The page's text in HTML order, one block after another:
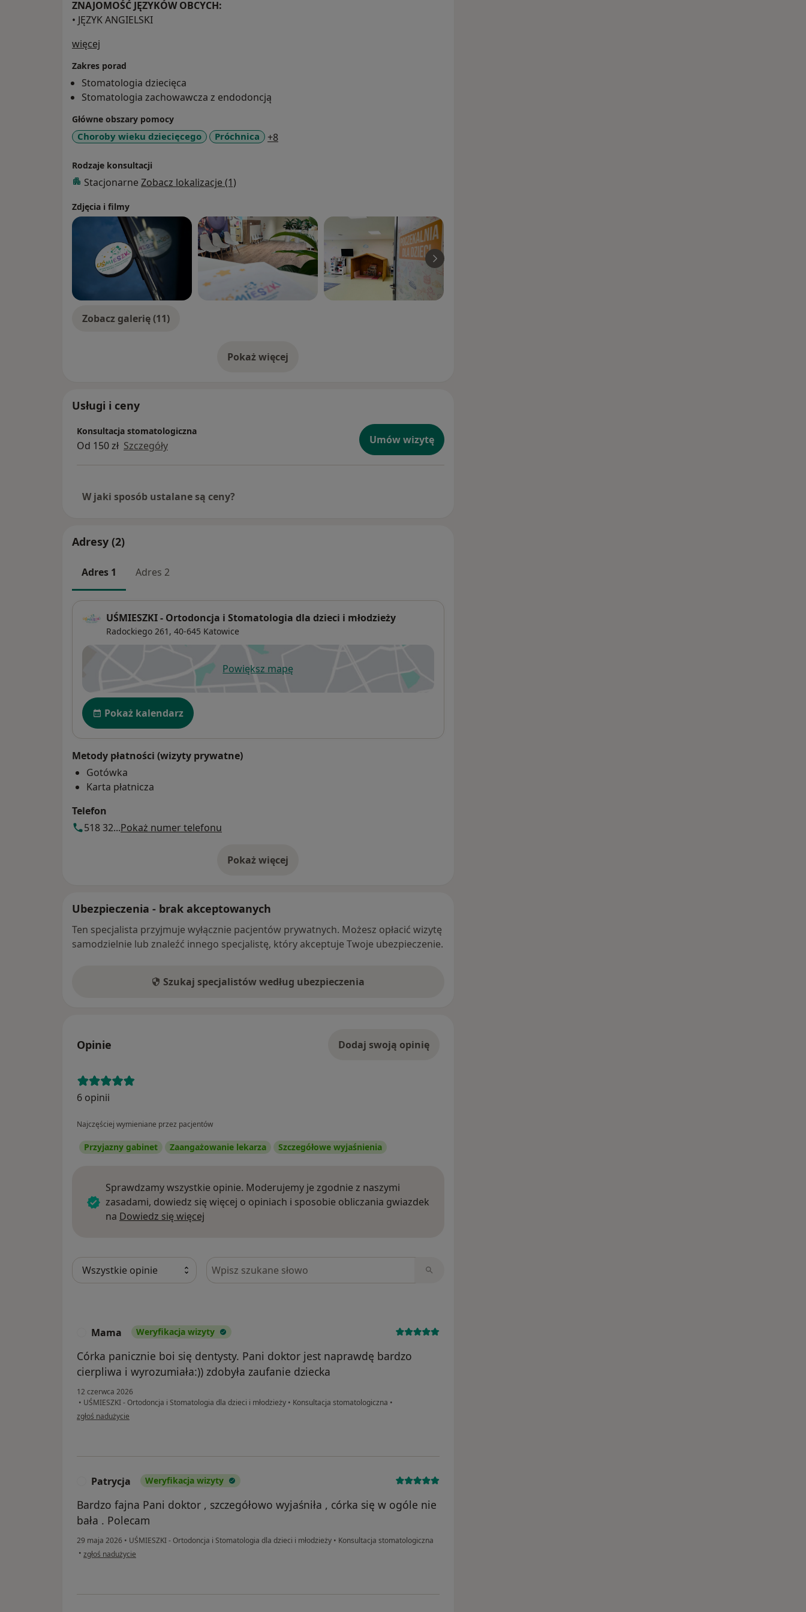
ZNAJOMOŚĆ JĘZYKÓW OBCYCH:
• JĘZYK ANGIELSKI
więcej
Zakres porad
Stomatologia dziecięca
Stomatologia zachowawcza z endodoncją
Główne obszary pomocy
Choroby wieku dziecięcego Próchnica +8a11y_sr_more_diseases
Rodzaje konsultacji
Stacjonarne Zobacz lokalizacje (1)
Zdjęcia i filmy
Zobacz galerię (11)
Pokaż więcejo doświadczeniu
Usługi i ceny
Konsultacja stomatologiczna
Od 150 zł Szczegóły Umów wizytę
W jaki sposób ustalane są ceny?
Adresy (2)
Adres 1 Adres 2
UŚMIESZKI - Ortodoncja i Stomatologia dla dzieci i młodzieży
Radockiego 261, 40-645 Katowice
Powiększ mapęotwiera się w nowej karcie
Dostępność
Pokaż kalendarz
Metody płatności (wizyty prywatne)
Gotówka
Karta płatnicza
Telefon
518 32...Pokaż numer telefonu
Pokaż więcej
o adresie
Ubezpieczenia - brak akceptowanych
Ten specjalista przyjmuje wyłącznie pacjentów prywatnych. Możesz opłacić wizytę
samodzielnie lub znaleźć innego specjalistę, który akceptuje Twoje ubezpieczenie.
Szukaj specjalistów według ubezpieczenia
Opinie Dodaj swoją opinię
6 opinii
Najczęściej wymieniane przez pacjentów
Przyjazny gabinet Zaangażowanie lekarza Szczegółowe wyjaśnienia
Sprawdzamy wszystkie opinie. Moderujemy je zgodnie z naszymi
zasadami, dowiedz się więcej o opiniach i sposobie obliczania gwiazdek
na Dowiedz się więcej
Szukaj w opiniach
Mama Weryfikacja wizyty
Córka panicznie boi się dentysty. Pani doktor jest naprawdę bardzo
cierpliwa i wyrozumiała:)) zdobyła zaufanie dziecka
12 czerwca 2026
• UŚMIESZKI - Ortodoncja i Stomatologia dla dzieci i młodzieży • Konsultacja stomatologiczna •
w opinii użytkownika Mama
zgłoś nadużycie
Patrycja Weryfikacja wizyty
Bardzo fajna Pani doktor , szczegółowo wyjaśniła , córka się w ogóle nie
bała . Polecam
29 maja 2026 • UŚMIESZKI - Ortodoncja i Stomatologia dla dzieci i młodzieży • Konsultacja stomatologiczna
• w opinii użytkownika Patrycja
zgłoś nadużycie